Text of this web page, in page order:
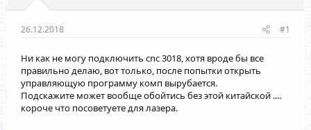
26.12.2018 #1
Ни как не могу подключить cnc 3018, хотя вроде бы все
правильно делаю, вот только, после попытки открыть
управляющую программу комп вырубается.
Подскажите может вообще обойтись без этой китайской ....
короче что посоветуете для лазера.